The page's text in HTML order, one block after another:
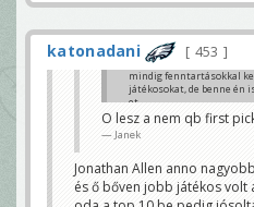
katonadani 453
mindig fenntartásokkal
játékosokat, de benne én
et
www.youtube.com/
ZERO_L
O lesz a nem qb first
Janek
Jonathan Allen anno
és ő bőven jobb játékos volt